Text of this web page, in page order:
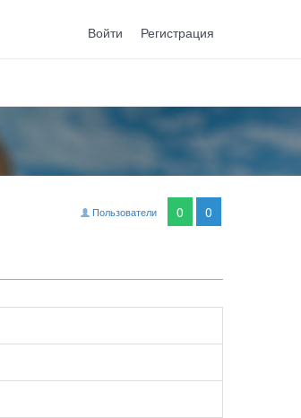
Войти Регистрация
Пользователи 0 0